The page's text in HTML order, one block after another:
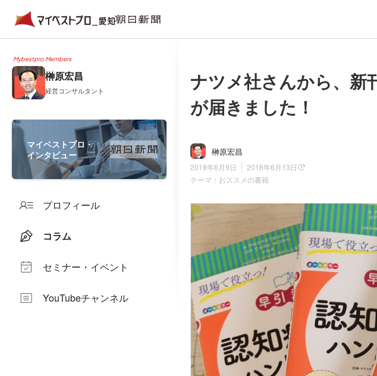
Mybestpro Members
榊原宏昌
経営コンサルタント
マイベストプロ・
インタビュー
プロフィール
コラム
セミナー・イベント
YouTubeチャンネル
ナツメ社さんから、新
が届きました！
榊原宏昌
2018年6月9日
2018年6月13日
テーマ： おススメの書籍